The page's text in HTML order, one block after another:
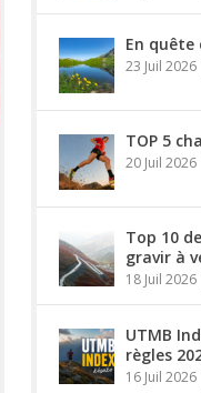
En quête
23 Juil 2026
TOP 5
20 Juil 2026
Top 10
gravir à
18 Juil 2026
UTMB
règles
16 Juil 2026